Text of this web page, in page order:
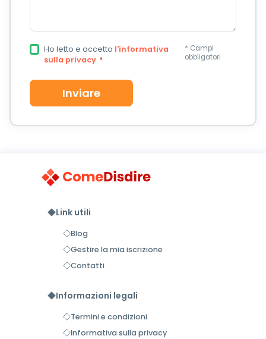
Ho letto e accetto l'informativa
sulla privacy. *
* Campi
obbligatori
Link utili
Blog
Gestire la mia iscrizione
Contatti
Informazioni legali
Termini e condizioni
Informativa sulla privacy